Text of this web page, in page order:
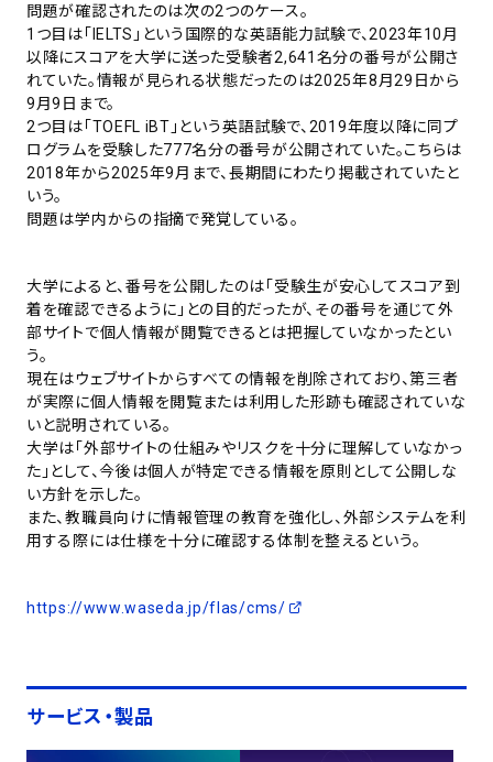
問題が確認されたのは次の2つのケース。
1つ目は「IELTS」という国際的な英語能力試験で、2023年10月
以降にスコアを大学に送った受験者2,641名分の番号が公開さ
れていた。情報が見られる状態だったのは2025年8月29日から
9月9日まで。
2つ目は「TOEFL iBT」という英語試験で、2019年度以降に同プ
ログラムを受験した777名分の番号が公開されていた。こちらは
2018年から2025年9月まで、長期間にわたり掲載されていたと
いう。
問題は学内からの指摘で発覚している。
大学によると、番号を公開したのは「受験生が安心してスコア到
着を確認できるように」との目的だったが、その番号を通じて外
部サイトで個人情報が閲覧できるとは把握していなかったとい
う。
現在はウェブサイトからすべての情報を削除されており、第三者
が実際に個人情報を閲覧または利用した形跡も確認されていな
いと説明されている。
大学は「外部サイトの仕組みやリスクを十分に理解していなかっ
た」として、今後は個人が特定できる情報を原則として公開しな
い方針を示した。
また、教職員向けに情報管理の教育を強化し、外部システムを利
用する際には仕様を十分に確認する体制を整えるという。
https://www.waseda.jp/flas/cms/
サービス・製品